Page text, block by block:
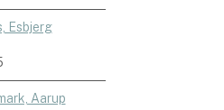
Esbjerg
Aarup